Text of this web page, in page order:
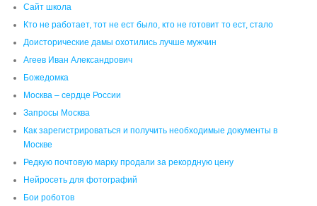
Сайт школа
Кто не работает, тот не ест было, кто не готовит то ест, стало
Доисторические дамы охотились лучше мужчин
Агеев Иван Александрович
Божедомка
Москва – сердце России
Запросы Москва
Как зарегистрироваться и получить необходимые документы в
Москве
Редкую почтовую марку продали за рекордную цену
Нейросеть для фотографий
Бои роботов